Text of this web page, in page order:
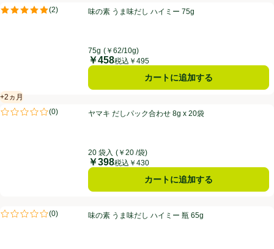
味の素 うま味だし ハイミー 75g
(2)
評価は2件のレビューで5点中5.0点。味の素 うま味だし ハイミー 75g
75g (￥62/10g)
価格
￥458税込￥495
カートに追加する
ヤマキ だしパック合わせ 8g x 20袋
+2ヵ月
賞味・消費期限保証：2ヵ月
(0)
評価は0件のレビューで5点中0.0点。ヤマキ だしパック合わせ 8g x 20袋
20 袋入 (￥20 /袋)
価格
￥398税込￥430
カートに追加する
味の素 うま味だし ハイミー 瓶 65g
(0)
評価は0件のレビューで5点中0.0点。味の素 うま味だし ハイミー 瓶 65g